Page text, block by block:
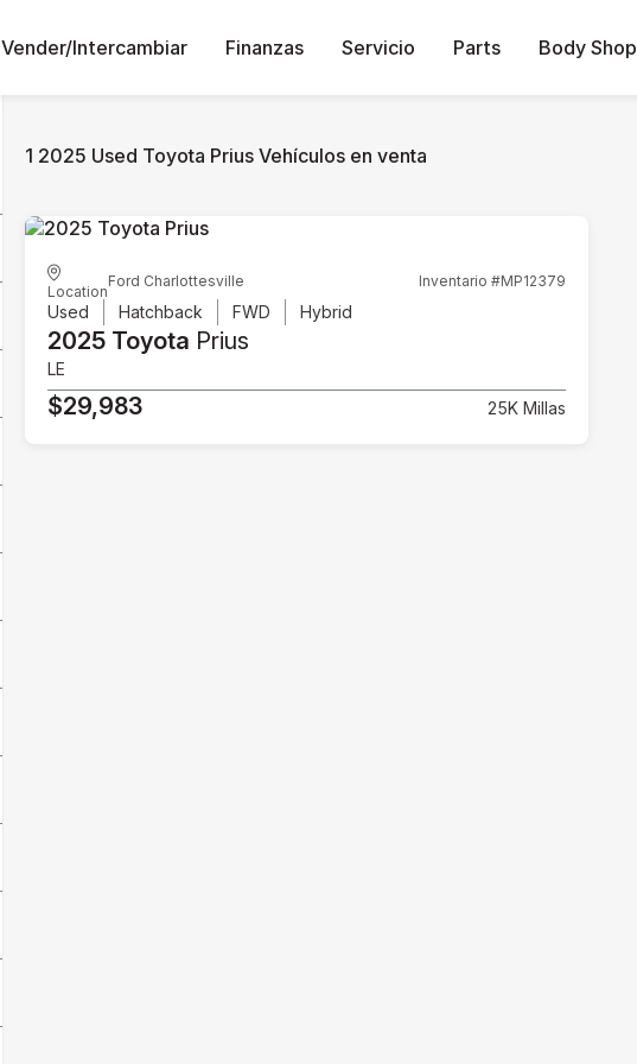
Vender/Intercambiar Finanzas Servicio Parts Body Shop
1 2025 Used Toyota Prius Vehículos en venta
Location
Ford Charlottesville Inventario #MP12379
Used Hatchback FWD Hybrid
2025 Toyota Prius
LE
$29,983 25K Millas